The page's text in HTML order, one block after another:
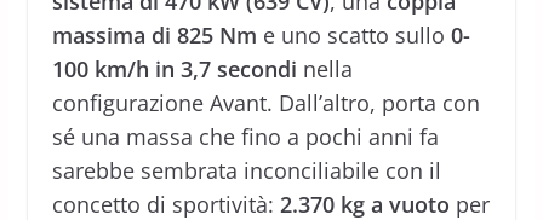
massima di 825 Nm e uno scatto sullo 0-
100 km/h in 3,7 secondi nella
configurazione Avant. Dall’altro, porta con
sé una massa che fino a pochi anni fa
sarebbe sembrata inconciliabile con il
concetto di sportività: 2.370 kg a vuoto per